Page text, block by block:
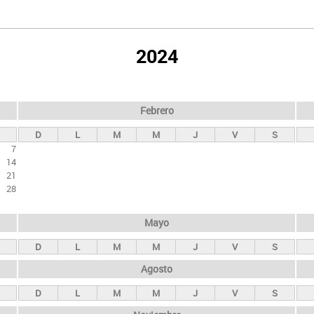
2024
7
14
21
28
Febrero
D L M M J V S
Mayo
D L M M J V S
Agosto
D L M M J V S